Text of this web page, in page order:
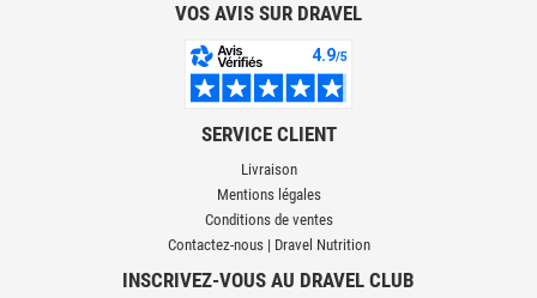
VOS AVIS SUR DRAVEL
SERVICE CLIENT
Livraison
Mentions légales
Conditions de ventes
Contactez-nous | Dravel Nutrition
INSCRIVEZ-VOUS AU DRAVEL CLUB